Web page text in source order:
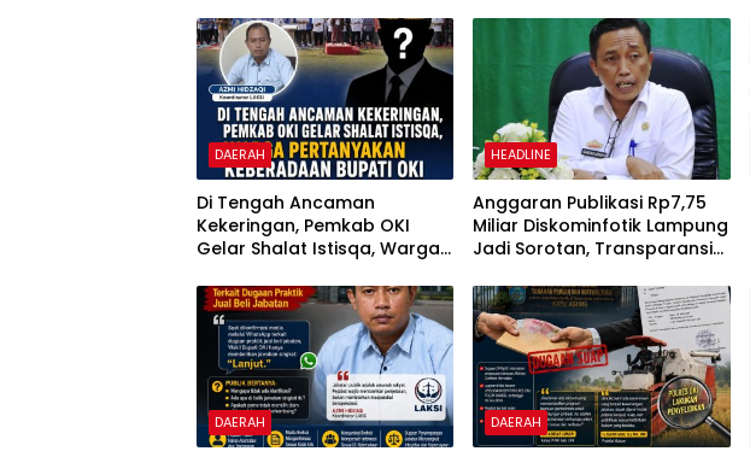
DAERAH
Di Tengah Ancaman
Kekeringan, Pemkab OKI
Gelar Shalat Istisqa, Warga
Bupati OKI
HEADLINE
Anggaran Publikasi Rp7,75
Miliar Diskominfotik Lampung
Jadi Sorotan, Transparansi
Dipertanyakan
DAERAH DAERAH